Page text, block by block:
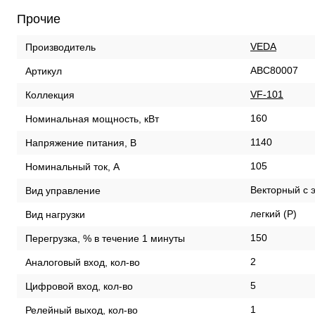
Прочие
Производитель VEDA
Артикул ABC80007
Коллекция VF-101
Номинальная мощность, кВт 160
Напряжение питания, В 1140
Номинальный ток, А 105
Вид управление Векторный с
Вид нагрузки легкий (P)
Перегрузка, % в течение 1 минуты 150
Аналоговый вход, кол-во 2
Цифровой вход, кол-во 5
Релейный выход, кол-во 1